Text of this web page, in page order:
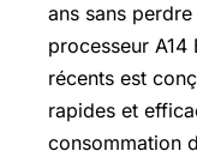
ans sans
processeur
récents est
rapides et
consommation